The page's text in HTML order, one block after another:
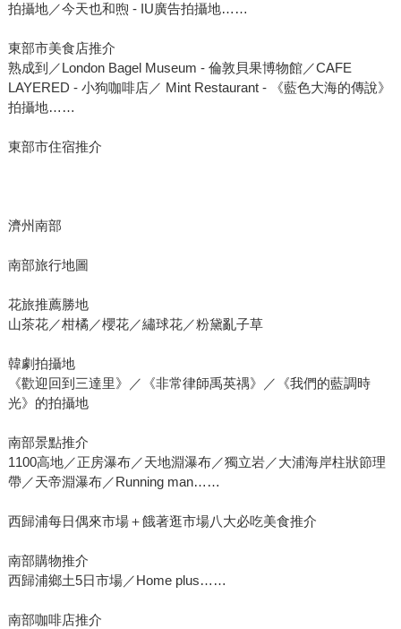
拍攝地／今天也和煦 - IU廣告拍攝地……
東部市美食店推介
熟成到／London Bagel Museum - 倫敦貝果博物館／CAFE
LAYERED - 小狗咖啡店／ Mint Restaurant - 《藍色大海的傳說》
拍攝地……
東部市住宿推介
濟州南部
南部旅行地圖
花旅推薦勝地
山茶花／柑橘／櫻花／繡球花／粉黛亂子草
韓劇拍攝地
《歡迎回到三達里》／《非常律師禹英禑》／《我們的藍調時
光》的拍攝地
南部景點推介
1100高地／正房瀑布／天地淵瀑布／獨立岩／大浦海岸柱狀節理
帶／天帝淵瀑布／Running man……
西歸浦每日偶來市場＋餓著逛市場八大必吃美食推介
南部購物推介
西歸浦鄉土5日市場／Home plus……
南部咖啡店推介